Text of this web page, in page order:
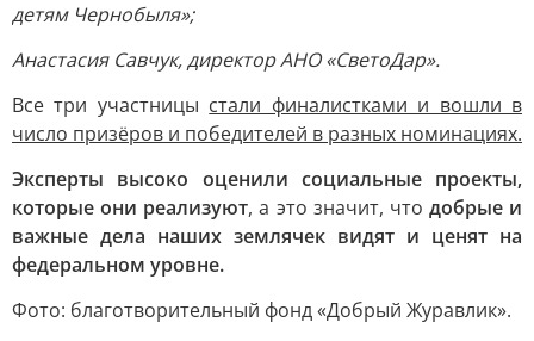
детям Чернобыля»;
Анастасия Савчук, директор АНО «СветоДар».
Все три участницы стали финалистками и вошли в
число призёров и победителей в разных номинациях.
Эксперты высоко оценили социальные проекты,
которые они реализуют, а это значит, что добрые и
важные дела наших землячек видят и ценят на
федеральном уровне.
Фото: благотворительный фонд «Добрый Журавлик».